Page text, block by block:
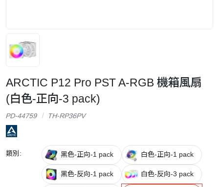
ARCTIC P12 Pro PST A-RGB 機箱風扇
(白色-正向-3 pack)
PD-44759 TH-RP36PV
類別: 黑色-正向-1 pack 白色-正向-1 pack
黑色-反向-1 pack 白色-反向-3 pack